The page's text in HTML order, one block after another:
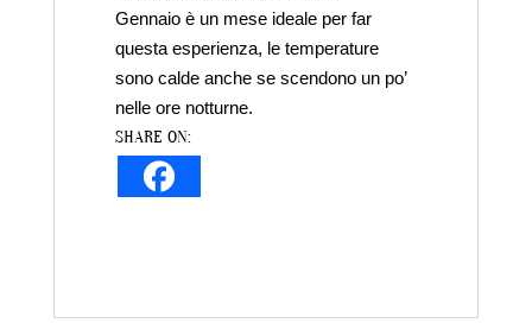
Gennaio è un mese ideale per far
questa esperienza, le temperature
sono calde anche se scendono un po’
nelle ore notturne.
SHARE ON: